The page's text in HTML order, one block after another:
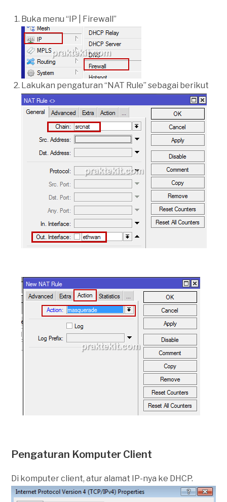
Buka menu “IP | Firewall”
Lakukan pengaturan “NAT Rule” sebagai berikut
Pengaturan Komputer Client
Di komputer client, atur alamat IP-nya ke DHCP.